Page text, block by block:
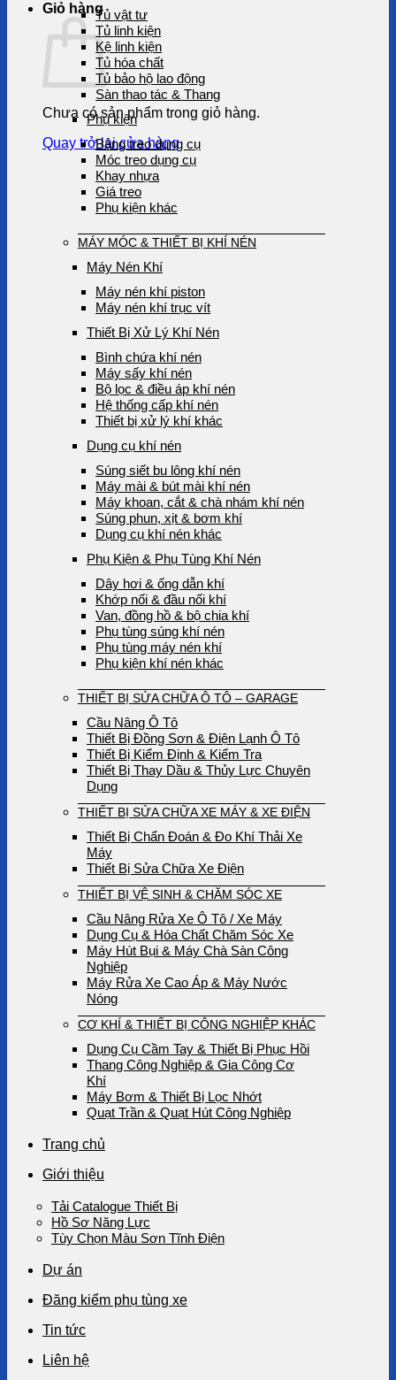
Giỏ hàng
Chưa có sản phẩm trong giỏ hàng.
Quay trở lại cửa hàng
Tủ vật tư
Tủ linh kiện
Kệ linh kiện
Tủ hóa chất
Tủ bảo hộ lao động
Sàn thao tác & Thang
Phụ kiện
Bảng treo dụng cụ
Móc treo dụng cụ
Khay nhựa
Giá treo
Phụ kiện khác
MÁY MÓC & THIẾT BỊ KHÍ NÉN
Máy Nén Khí
Máy nén khí piston
Máy nén khí trục vít
Thiết Bị Xử Lý Khí Nén
Bình chứa khí nén
Máy sấy khí nén
Bộ lọc & điều áp khí nén
Hệ thống cấp khí nén
Thiết bị xử lý khí khác
Dụng cụ khí nén
Súng siết bu lông khí nén
Máy mài & bút mài khí nén
Máy khoan, cắt & chà nhám khí nén
Súng phun, xịt & bơm khí
Dụng cụ khí nén khác
Phụ Kiện & Phụ Tùng Khí Nén
Dây hơi & ống dẫn khí
Khớp nối & đầu nối khí
Van, đồng hồ & bộ chia khí
Phụ tùng súng khí nén
Phụ tùng máy nén khí
Phụ kiện khí nén khác
THIẾT BỊ SỬA CHỮA Ô TÔ – GARAGE
Cầu Nâng Ô Tô
Thiết Bị Đồng Sơn & Điện Lạnh Ô Tô
Thiết Bị Kiểm Định & Kiểm Tra
Thiết Bị Thay Dầu & Thủy Lực Chuyên
Dụng
THIẾT BỊ SỬA CHỮA XE MÁY & XE ĐIỆN
Thiết Bị Chẩn Đoán & Đo Khí Thải Xe
Máy
Thiết Bị Sửa Chữa Xe Điện
THIẾT BỊ VỆ SINH & CHĂM SÓC XE
Cầu Nâng Rửa Xe Ô Tô / Xe Máy
Dụng Cụ & Hóa Chất Chăm Sóc Xe
Máy Hút Bụi & Máy Chà Sàn Công
Nghiệp
Máy Rửa Xe Cao Áp & Máy Nước
Nóng
CƠ KHÍ & THIẾT BỊ CÔNG NGHIỆP KHÁC
Dụng Cụ Cầm Tay & Thiết Bị Phục Hồi
Thang Công Nghiệp & Gia Công Cơ
Khí
Máy Bơm & Thiết Bị Lọc Nhớt
Quạt Trần & Quạt Hút Công Nghiệp
Trang chủ
Giới thiệu
Tải Catalogue Thiết Bị
Hồ Sơ Năng Lực
Tùy Chọn Màu Sơn Tĩnh Điện
Dự án
Đăng kiểm phụ tùng xe
Tin tức
Liên hệ